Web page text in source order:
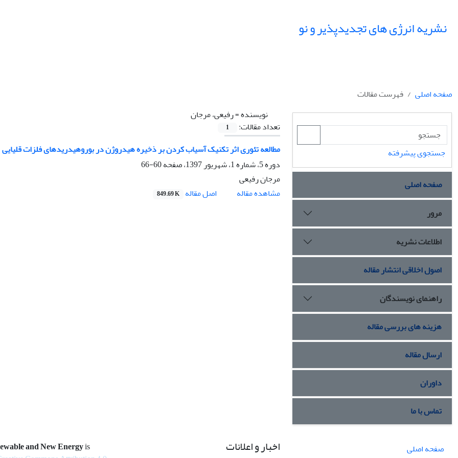
نشریه انرژی های تجدیدپذیر و نو
صفحه اصلی
فهرست مقالات
نویسنده =رفیعی، مرجان
تعداد مقالات:
1
مطالعه تئوری اثر تکنیک آسیاب کردن بر ذخیره هیدروژن در بوروهیدریدهای فلزات قلیایی
دوره 5، شماره 1، شهریور 1397، صفحه
60-66
مرجان رفیعی
مشاهده مقاله
اصل مقاله 849.69 K
جستجوی پیشرفته
صفحه اصلی
مرور
اطلاعات نشریه
اصول اخلاقی انتشار مقاله
راهنمای نویسندگان
هزینه های بررسی مقاله
ارسال مقاله
داوران
تماس با ما
صفحه اصلی
اخبار و اعلانات and New Energyis